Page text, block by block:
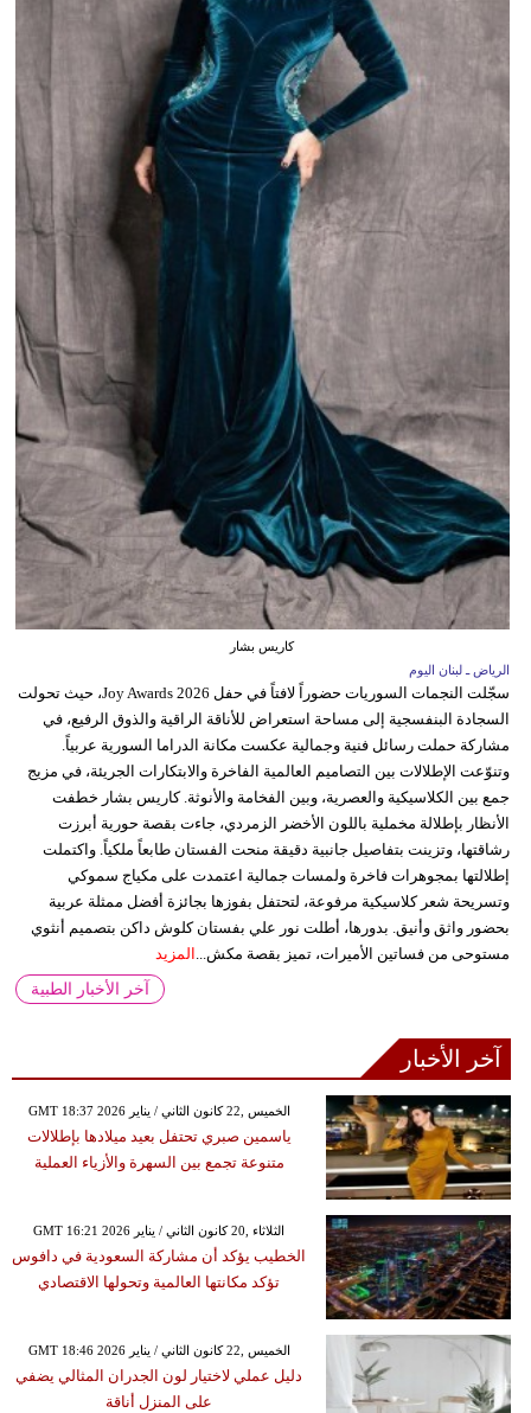
كاريس بشار
الرياض ـ لبنان اليوم
سجّلت النجمات السوريات حضوراً لافتاً في حفل Joy Awards 2026، حيث تحولت
السجادة البنفسجية إلى مساحة استعراض للأناقة الراقية والذوق الرفيع، في
مشاركة حملت رسائل فنية وجمالية عكست مكانة الدراما السورية عربياً.
وتنوّعت الإطلالات بين التصاميم العالمية الفاخرة والابتكارات الجريئة، في مزيج
جمع بين الكلاسيكية والعصرية، وبين الفخامة والأنوثة. كاريس بشار خطفت
الأنظار بإطلالة مخملية باللون الأخضر الزمردي، جاءت بقصة حورية أبرزت
رشاقتها، وتزينت بتفاصيل جانبية دقيقة منحت الفستان طابعاً ملكياً. واكتملت
إطلالتها بمجوهرات فاخرة ولمسات جمالية اعتمدت على مكياج سموكي
وتسريحة شعر كلاسيكية مرفوعة، لتحتفل بفوزها بجائزة أفضل ممثلة عربية
بحضور واثق وأنيق. بدورها، أطلت نور علي بفستان كلوش داكن بتصميم أنثوي
مستوحى من فساتين الأميرات، تميز بقصة مكش... المزيد
آخر الأخبار الطبية
آخر الأخبار
GMT 18:37 2026 الخميس ,22 كانون الثاني / يناير
ياسمين صبري تحتفل بعيد ميلادها بإطلالات
متنوعة تجمع بين السهرة والأزياء العملية
GMT 16:21 2026 الثلاثاء ,20 كانون الثاني / يناير
الخطيب يؤكد أن مشاركة السعودية في دافوس
تؤكد مكانتها العالمية وتحولها الاقتصادي
GMT 18:46 2026 الخميس ,22 كانون الثاني / يناير
دليل عملي لاختيار لون الجدران المثالي يضفي
على المنزل أناقة